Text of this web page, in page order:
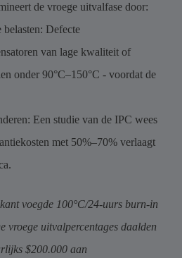
de vroege uitvalfase door:
Defecte
van lage kwaliteit of
onder 90°C–150°C - voordat de
Een studie van de IPC wees
met 50%–70% verlaagt
voegde 100°C/24-uurs burn-in
vroege uitvalpercentages daalden
$200.000 aan